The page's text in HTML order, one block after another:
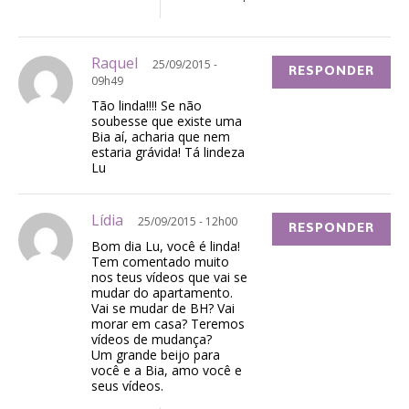
Raquel
25/09/2015 -
09h49
Tão linda!!!! Se não
soubesse que existe uma
Bia aí, acharia que nem
estaria grávida! Tá lindeza
Lu
RESPONDER
Lídia 25/09/2015 - 12h00
Bom dia Lu, você é linda!
Tem comentado muito
nos teus vídeos que vai se
mudar do apartamento.
Vai se mudar de BH? Vai
morar em casa? Teremos
vídeos de mudança?
Um grande beijo para
você e a Bia, amo você e
seus vídeos.
RESPONDER